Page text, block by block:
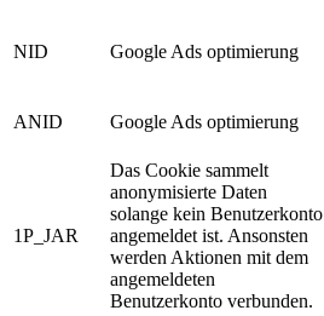
NID Google Ads optimierung
ANID Google Ads optimierung
1P_JAR
Das Cookie sammelt
anonymisierte Daten
solange kein Benutzerkonto
angemeldet ist. Ansonsten
werden Aktionen mit dem
angemeldeten
Benutzerkonto verbunden.